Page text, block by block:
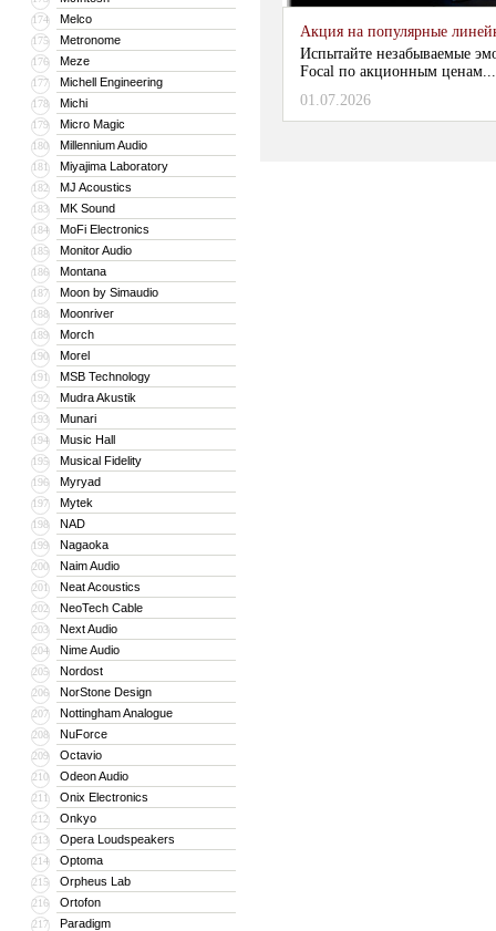
174 Melco
175 Metronome
176 Meze
177 Michell Engineering
178 Michi
179 Micro Magic
180 Millennium Audio
181 Miyajima Laboratory
182 MJ Acoustics
183 MK Sound
184 MoFi Electronics
185 Monitor Audio
186 Montana
187 Moon by Simaudio
188 Moonriver
189 Morch
190 Morel
191 MSB Technology
192 Mudra Akustik
193 Munari
194 Music Hall
195 Musical Fidelity
196 Myryad
197 Mytek
198 NAD
199 Nagaoka
200 Naim Audio
201 Neat Acoustics
202 NeoTech Cable
203 Next Audio
204 Nime Audio
205 Nordost
206 NorStone Design
207 Nottingham Analogue
208 NuForce
209 Octavio
210 Odeon Audio
211 Onix Electronics
212 Onkyo
213 Opera Loudspeakers
214 Optoma
215 Orpheus Lab
216 Ortofon
217 Paradigm
Акция на популярные
Испытайте незабываемые
Focal по акционным
01.07.2026